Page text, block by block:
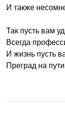
И также
Так пусть вам
Всегда
И жизнь пусть
Преград на